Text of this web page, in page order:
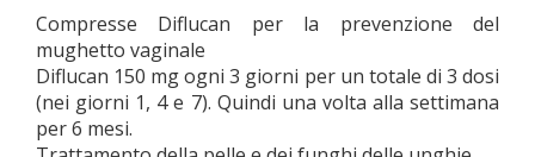
Compresse Diflucan per la prevenzione del
mughetto vaginale
Diflucan 150 mg ogni 3 giorni per un totale di 3 dosi
(nei giorni 1, 4 e 7). Quindi una volta alla settimana
per 6 mesi.